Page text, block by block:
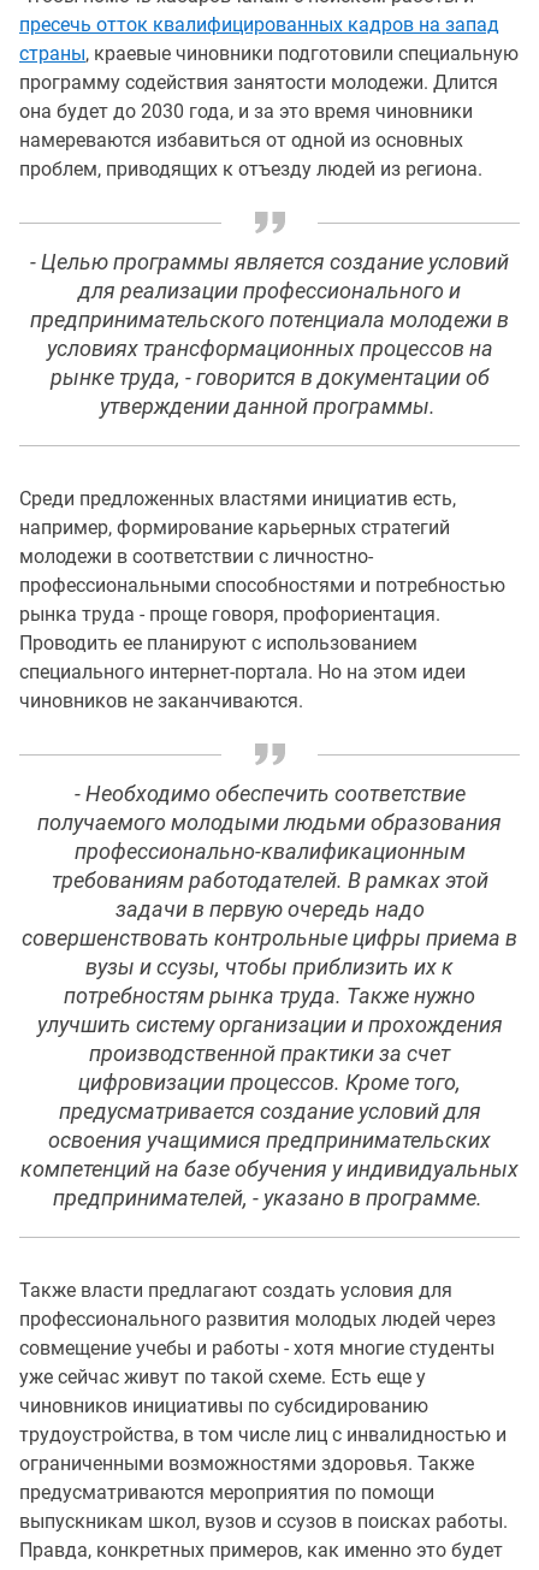
пресечь отток квалифицированных кадров на запад
страны, краевые чиновники подготовили специальную
программу содействия занятости молодежи. Длится
она будет до 2030 года, и за это время чиновники
намереваются избавиться от одной из основных
проблем, приводящих к отъезду людей из региона.
- Целью программы является создание условий
для реализации профессионального и
предпринимательского потенциала молодежи в
условиях трансформационных процессов на
рынке труда, - говорится в документации об
утверждении данной программы.
Среди предложенных властями инициатив есть,
например, формирование карьерных стратегий
молодежи в соответствии с личностно-
профессиональными способностями и потребностью
рынка труда - проще говоря, профориентация.
Проводить ее планируют с использованием
специального интернет-портала. Но на этом идеи
чиновников не заканчиваются.
- Необходимо обеспечить соответствие
получаемого молодыми людьми образования
профессионально-квалификационным
требованиям работодателей. В рамках этой
задачи в первую очередь надо
совершенствовать контрольные цифры приема в
вузы и ссузы, чтобы приблизить их к
потребностям рынка труда. Также нужно
улучшить систему организации и прохождения
производственной практики за счет
цифровизации процессов. Кроме того,
предусматривается создание условий для
освоения учащимися предпринимательских
компетенций на базе обучения у индивидуальных
предпринимателей, - указано в программе.
Также власти предлагают создать условия для
профессионального развития молодых людей через
совмещение учебы и работы - хотя многие студенты
уже сейчас живут по такой схеме. Есть еще у
чиновников инициативы по субсидированию
трудоустройства, в том числе лиц с инвалидностью и
ограниченными возможностями здоровья. Также
предусматриваются мероприятия по помощи
выпускникам школ, вузов и ссузов в поисках работы.
Правда, конкретных примеров, как именно это будет